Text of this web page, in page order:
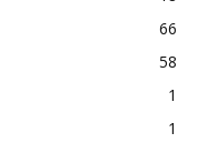
66
58
1
1